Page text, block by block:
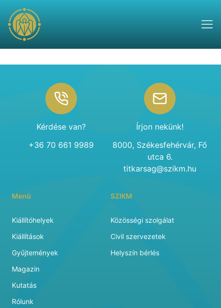
Kérdése van?
+36 70 661 9989
Írjon nekünk!
8000, Székesfehérvár, Fő
utca 6.
titkarsag@szikm.hu
Menü
Kiállítóhelyek
Kiállítások
Gyűjtemények
Magazin
Kutatás
Rólunk
SZIKM
Közösségi szolgálat
Civil szervezetek
Helyszín bérlés